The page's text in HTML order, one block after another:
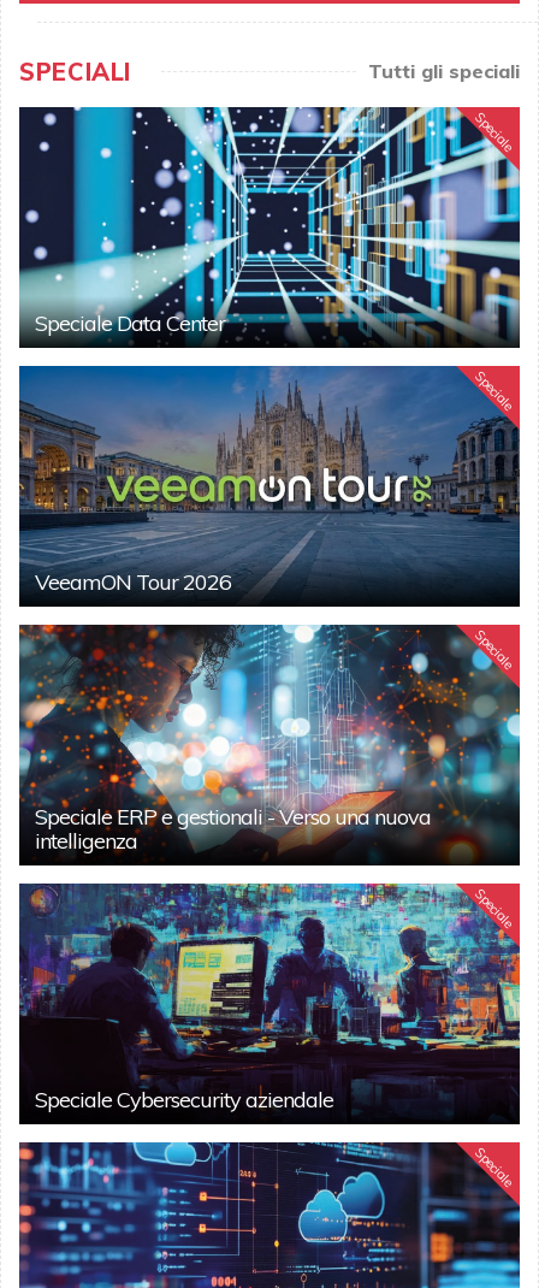
SPECIALI Tutti gli speciali
Speciale
Speciale Data Center
Speciale
VeeamON Tour 2026
Speciale
Speciale ERP e gestionali - Verso una nuova
intelligenza
Speciale
Speciale Cybersecurity aziendale
Speciale